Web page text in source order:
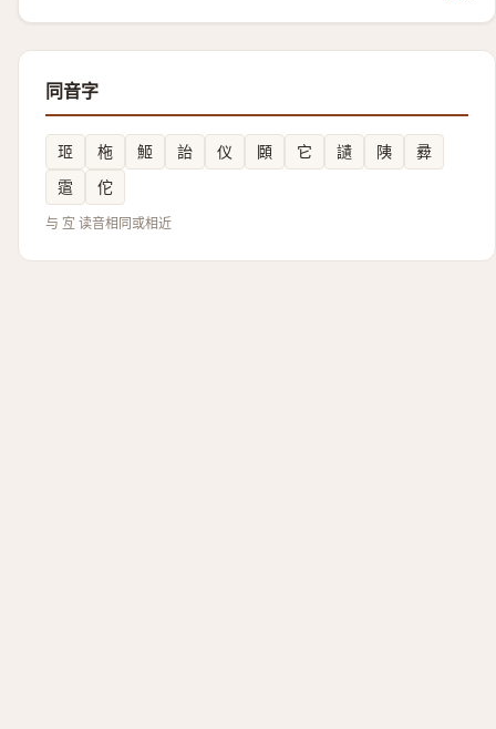
同音字
㺿 柂 䱌 詒 仪 頥 它 讉 䧅
彛
䨨
佗
与 宐 读音相同或相近